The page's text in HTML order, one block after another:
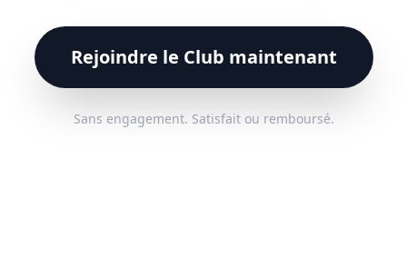
Rejoindre le Club maintenant
Sans engagement. Satisfait ou remboursé.